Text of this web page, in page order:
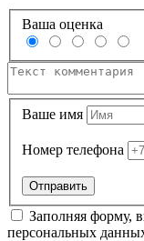
Ваша оценка
Ваше имя
Номер телефона
Заполняя форму,
персональных